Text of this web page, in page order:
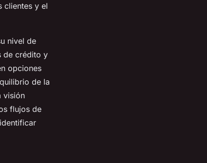
clientes y el
nivel de
de crédito y
opciones
de la
visión
flujos de